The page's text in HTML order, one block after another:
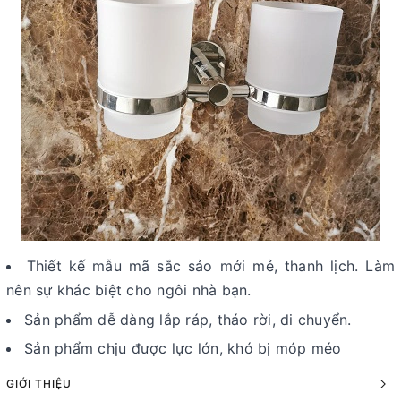
Thiết kế mẫu mã sắc sảo mới mẻ, thanh lịch. Làm
nên sự khác biệt cho ngôi nhà bạn.
Sản phẩm dễ dàng lắp ráp, tháo rời, di chuyển.
Sản phẩm chịu được lực lớn, khó bị móp méo
GIỚI THIỆU